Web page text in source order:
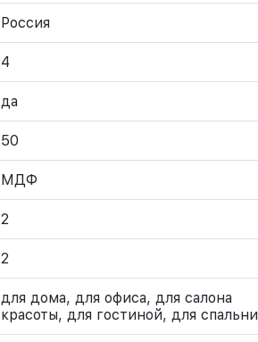
Россия
4
да
50
МДФ
2
2
для дома, для офиса, для салона
красоты, для гостиной, для спальни